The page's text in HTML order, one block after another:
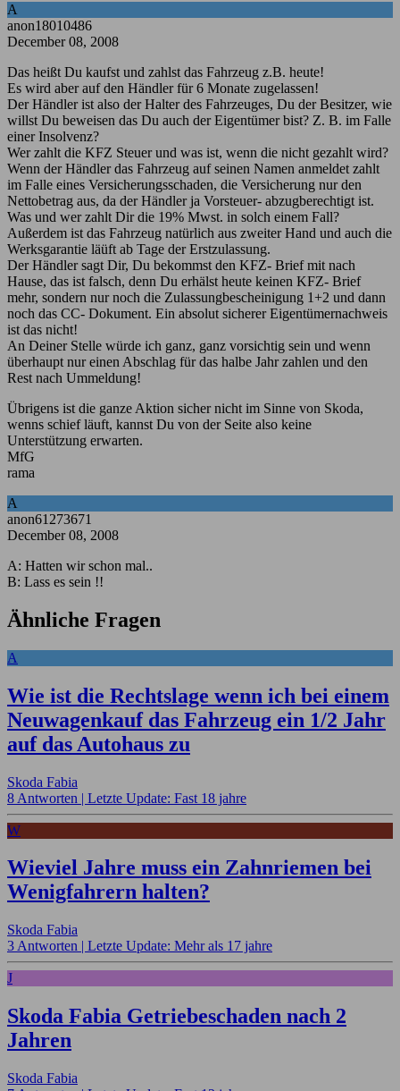
A
anon18010486
December 08, 2008
Das heißt Du kaufst und zahlst das Fahrzeug z.B. heute!
Es wird aber auf den Händler für 6 Monate zugelassen!
Der Händler ist also der Halter des Fahrzeuges, Du der Besitzer, wie
willst Du beweisen das Du auch der Eigentümer bist? Z. B. im Falle
einer Insolvenz?
Wer zahlt die KFZ Steuer und was ist, wenn die nicht gezahlt wird?
Wenn der Händler das Fahrzeug auf seinen Namen anmeldet zahlt
im Falle eines Versicherungsschaden, die Versicherung nur den
Nettobetrag aus, da der Händler ja Vorsteuer- abzugberechtigt ist.
Was und wer zahlt Dir die 19% Mwst. in solch einem Fall?
Außerdem ist das Fahrzeug natürlich aus zweiter Hand und auch die
Werksgarantie läüft ab Tage der Erstzulassung.
Der Händler sagt Dir, Du bekommst den KFZ- Brief mit nach
Hause, das ist falsch, denn Du erhälst heute keinen KFZ- Brief
mehr, sondern nur noch die Zulassungbescheinigung 1+2 und dann
noch das CC- Dokument. Ein absolut sicherer Eigentümernachweis
ist das nicht!
An Deiner Stelle würde ich ganz, ganz vorsichtig sein und wenn
überhaupt nur einen Abschlag für das halbe Jahr zahlen und den
Rest nach Ummeldung!
Übrigens ist die ganze Aktion sicher nicht im Sinne von Skoda,
wenns schief läuft, kannst Du von der Seite also keine
Unterstützung erwarten.
MfG
rama
A
anon61273671
December 08, 2008
A: Hatten wir schon mal..
B: Lass es sein !!
Ähnliche Fragen
A
Wie ist die Rechtslage wenn ich bei einem
Neuwagenkauf das Fahrzeug ein 1/2 Jahr
auf das Autohaus zu
Skoda Fabia
8 Antworten | Letzte Update: Fast 18 jahre
W
Wieviel Jahre muss ein Zahnriemen bei
Wenigfahrern halten?
Skoda Fabia
3 Antworten | Letzte Update: Mehr als 17 jahre
J
Skoda Fabia Getriebeschaden nach 2
Jahren
Skoda Fabia